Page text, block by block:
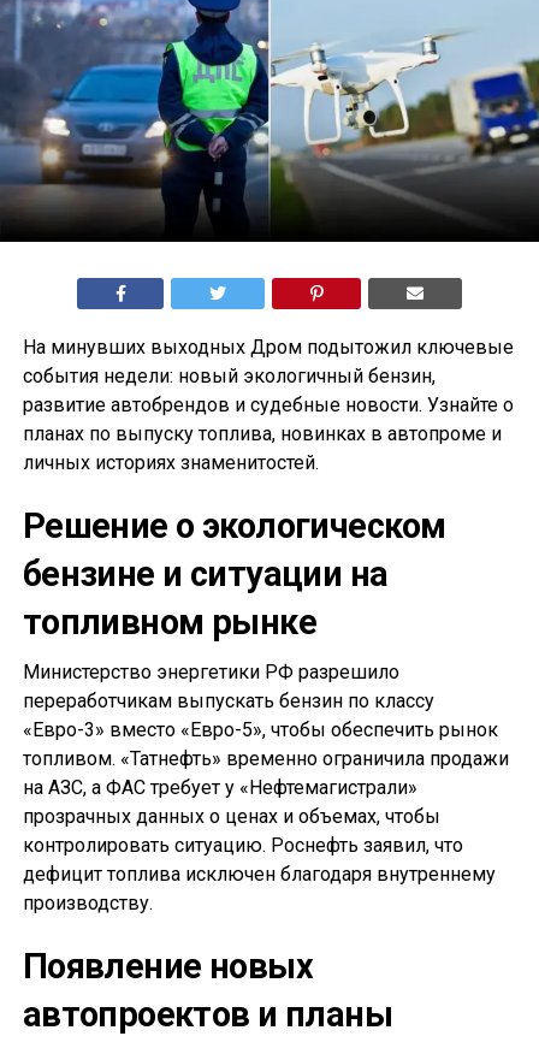
На минувших выходных Дром подытожил ключевые
события недели: новый экологичный бензин,
развитие автобрендов и судебные новости. Узнайте о
планах по выпуску топлива, новинках в автопроме и
личных историях знаменитостей.
Решение о экологическом
бензине и ситуации на
топливном рынке
Министерство энергетики РФ разрешило
переработчикам выпускать бензин по классу
«Евро-3» вместо «Евро-5», чтобы обеспечить рынок
топливом. «Татнефть» временно ограничила продажи
на АЗС, а ФАС требует у «Нефтемагистрали»
прозрачных данных о ценах и объемах, чтобы
контролировать ситуацию. Роснефть заявил, что
дефицит топлива исключен благодаря внутреннему
производству.
Появление новых
автопроектов и планы